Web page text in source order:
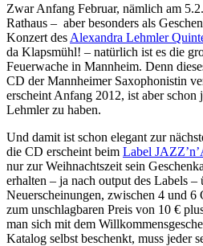
Zwar Anfang Februar, nämlich am
Rathaus – aber besonders als
Konzert des Alexandra Lehmler
da Klapsmühl! – natürlich ist es die
Feuerwache in Mannheim. Denn
CD der Mannheimer Saxophonistin
erscheint Anfang 2012, ist aber schon
Lehmler zu haben.
Und damit ist schon elegant zur
die CD erscheint beim Label
nur zur Weihnachtszeit sein
erhalten – ja nach output des Labels
Neuerscheinungen, zwischen 4 und 6
zum unschlagbaren Preis von 10 €
man sich mit dem
Katalog selbst beschenkt, muss jeder